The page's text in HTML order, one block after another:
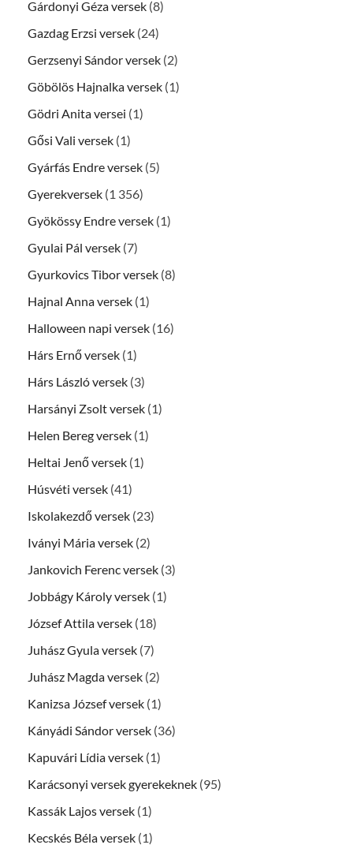
Gárdonyi Géza versek (8)
Gazdag Erzsi versek (24)
Gerzsenyi Sándor versek (2)
Göbölös Hajnalka versek (1)
Gödri Anita versei (1)
Gősi Vali versek (1)
Gyárfás Endre versek (5)
Gyerekversek (1 356)
Gyökössy Endre versek (1)
Gyulai Pál versek (7)
Gyurkovics Tibor versek (8)
Hajnal Anna versek (1)
Halloween napi versek (16)
Hárs Ernő versek (1)
Hárs László versek (3)
Harsányi Zsolt versek (1)
Helen Bereg versek (1)
Heltai Jenő versek (1)
Húsvéti versek (41)
Iskolakezdő versek (23)
Iványi Mária versek (2)
Jankovich Ferenc versek (3)
Jobbágy Károly versek (1)
József Attila versek (18)
Juhász Gyula versek (7)
Juhász Magda versek (2)
Kanizsa József versek (1)
Kányádi Sándor versek (36)
Kapuvári Lídia versek (1)
Karácsonyi versek gyerekeknek (95)
Kassák Lajos versek (1)
Kecskés Béla versek (1)